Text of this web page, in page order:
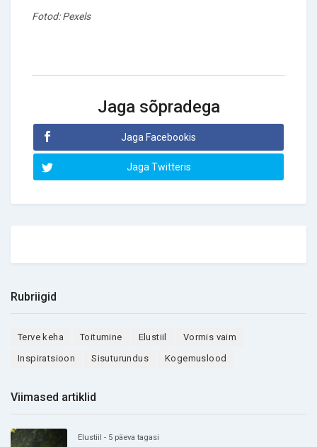
Fotod: Pexels
Jaga sõpradega
Jaga Facebookis
Jaga Twitteris
Rubriigid
Terve keha Toitumine Elustiil
Vormis vaim
Inspiratsioon
Sisuturundus Kogemuslood
Viimased artiklid
Elustiil - 5 päeva tagasi